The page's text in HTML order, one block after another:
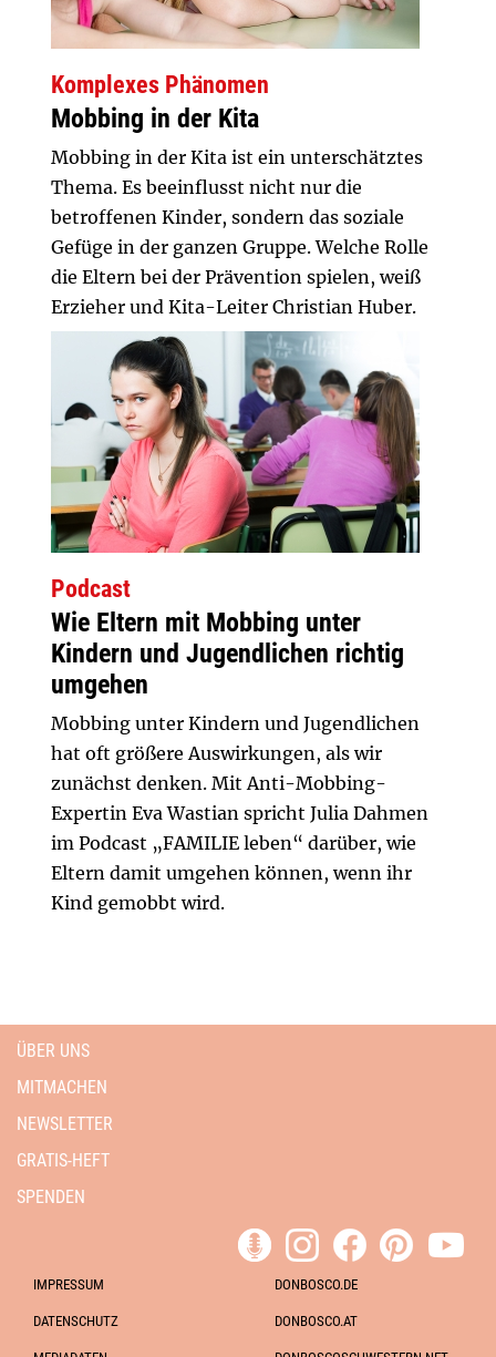
Komplexes Phänomen
Mobbing in der Kita
Mobbing in der Kita ist ein unterschätztes
Thema. Es beeinflusst nicht nur die
betroffenen Kinder, sondern das soziale
Gefüge in der ganzen Gruppe. Welche Rolle
die Eltern bei der Prävention spielen, weiß
Erzieher und Kita-Leiter Christian Huber.
Podcast
Wie Eltern mit Mobbing unter
Kindern und Jugendlichen richtig
umgehen
Mobbing unter Kindern und Jugendlichen
hat oft größere Auswirkungen, als wir
zunächst denken. Mit Anti-Mobbing-
Expertin Eva Wastian spricht Julia Dahmen
im Podcast „FAMILIE leben“ darüber, wie
Eltern damit umgehen können, wenn ihr
Kind gemobbt wird.
ÜBER UNS
MITMACHEN
NEWSLETTER
GRATIS-HEFT
SPENDEN
IMPRESSUM
DATENSCHUTZ
DONBOSCO.DE
DONBOSCO.AT